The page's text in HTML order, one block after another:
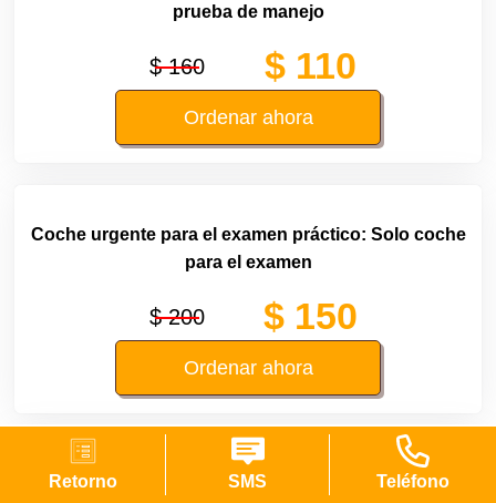
Retorno SMS Teléfono
prueba de manejo
$ 160 $ 110
Ordenar ahora
Coche urgente para el examen práctico: Solo coche
para el examen
$ 200 $ 150
Ordenar ahora
Clase de manejo (45 min) y coche para el examen